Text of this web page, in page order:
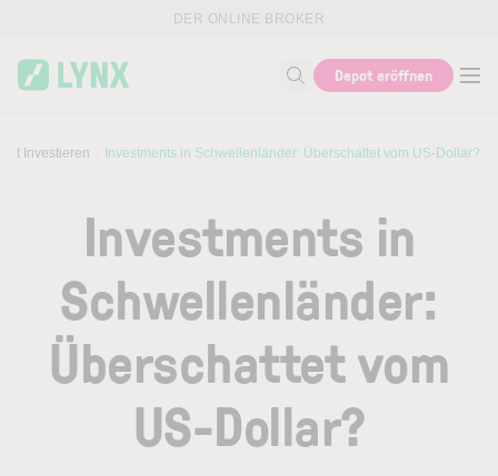
DER ONLINE BROKER
Suche nach Thema, ISIN...
Depot eröffnen
Investieren Investments in Schwellenländer: Überschattet vom US-Dollar?
Investments in
Schwellenländer:
Überschattet vom
US-Dollar?